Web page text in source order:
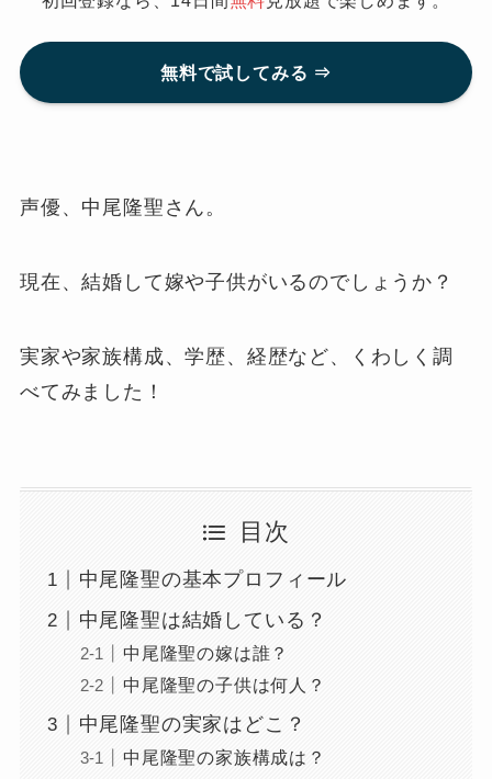
無料で試してみる ⇒
声優、中尾隆聖さん。
現在、結婚して嫁や子供がいるのでしょうか？
実家や家族構成、学歴、経歴など、くわしく調
べてみました！
目次
中尾隆聖の基本プロフィール
中尾隆聖は結婚している？
中尾隆聖の嫁は誰？
中尾隆聖の子供は何人？
中尾隆聖の実家はどこ？
中尾隆聖の家族構成は？